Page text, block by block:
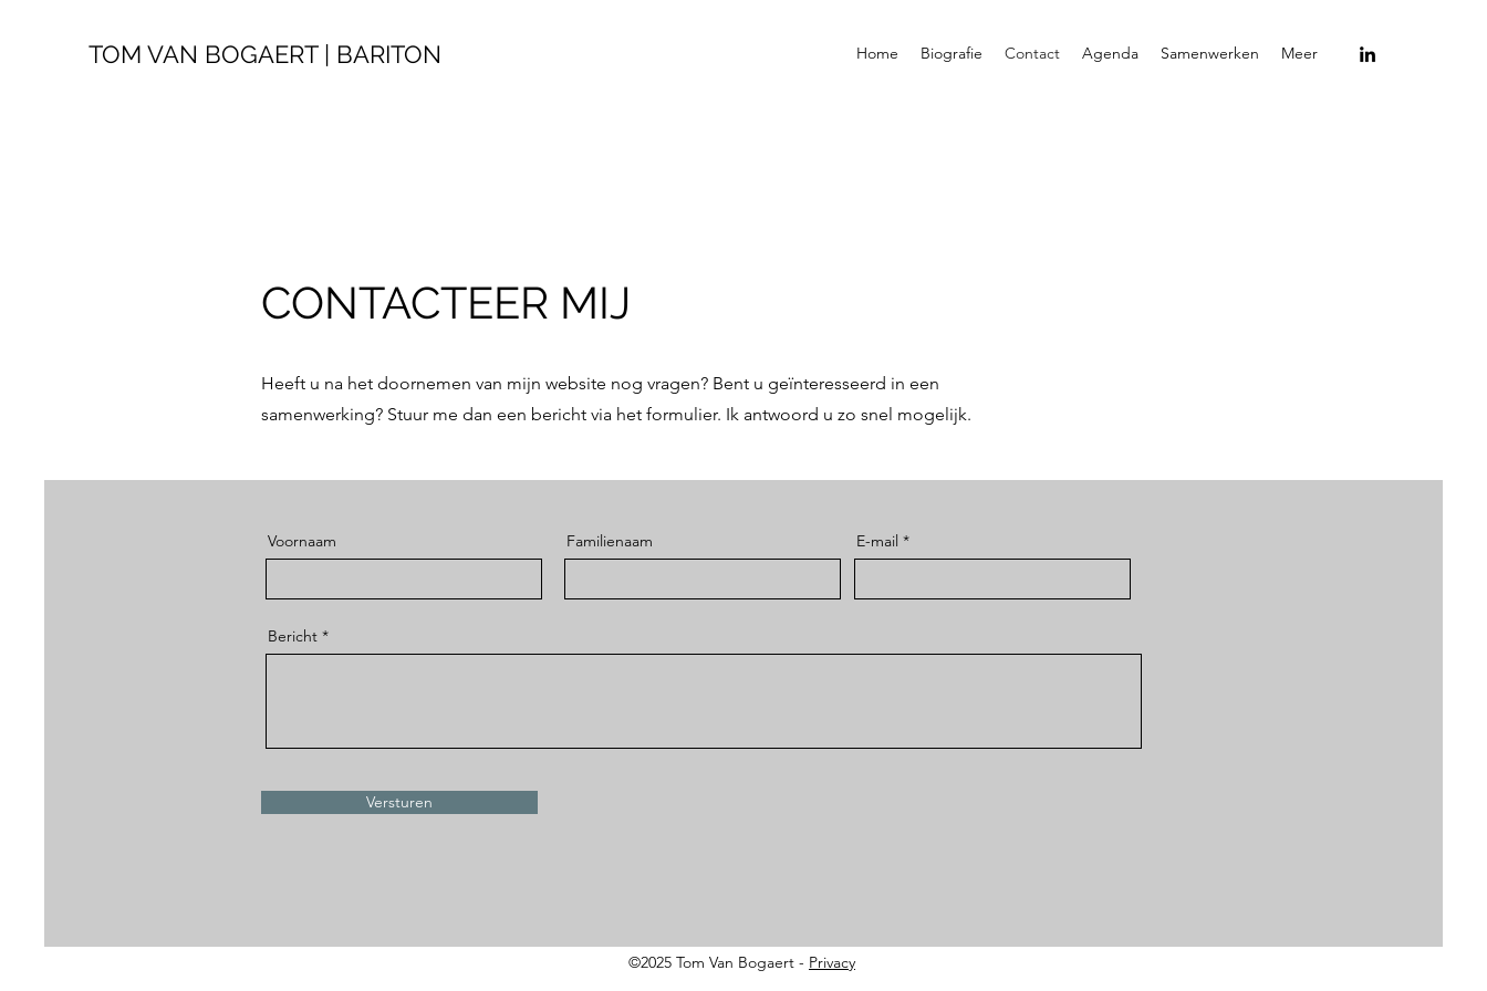
TOM VAN BOGAERT | BARITON Home Biografie Contact Agenda Samenwerken Meer
CONTACTEER MIJ
Heeft u na het doornemen van mijn website nog vragen? Bent u geïnteresseerd in een
samenwerking? Stuur me dan een bericht via het formulier. Ik antwoord u zo snel mogelijk.
Voornaam Familienaam E-mail
Bericht
Versturen
©2025 Tom Van Bogaert - Privacy